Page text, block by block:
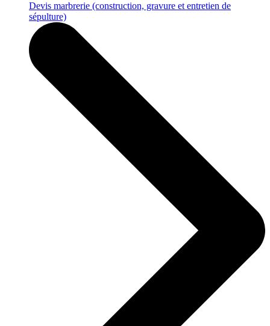
Devis marbrerie (construction, gravure et entretien de
sépulture)